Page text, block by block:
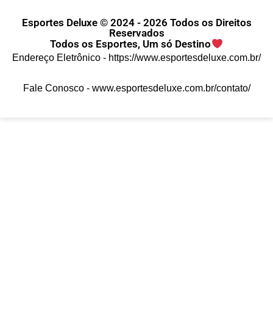
Esportes Deluxe © 2024 - 2026 Todos os Direitos
Reservados
Todos os Esportes, Um só Destino
Endereço Eletrônico - https://www.esportesdeluxe.com.br/
Fale Conosco - www.esportesdeluxe.com.br/contato/